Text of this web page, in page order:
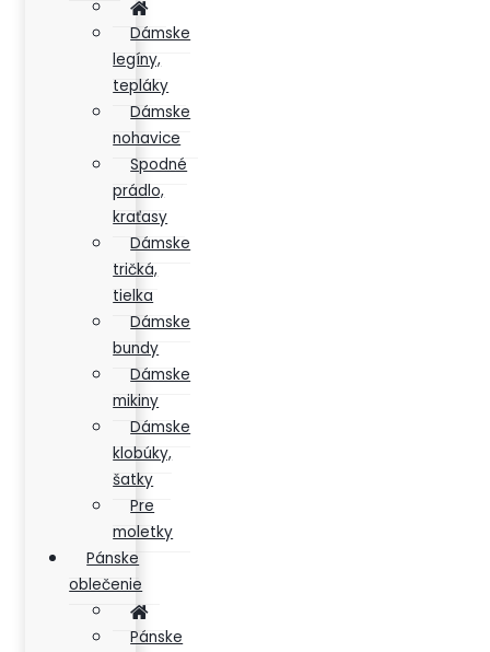
Dámske
legíny,
tepláky
Dámske
nohavice
Spodné
prádlo,
kraťasy
Dámske
tričká,
tielka
Dámske
bundy
Dámske
mikiny
Dámske
klobúky,
šatky
Pre
moletky
Pánske
oblečenie
Pánske